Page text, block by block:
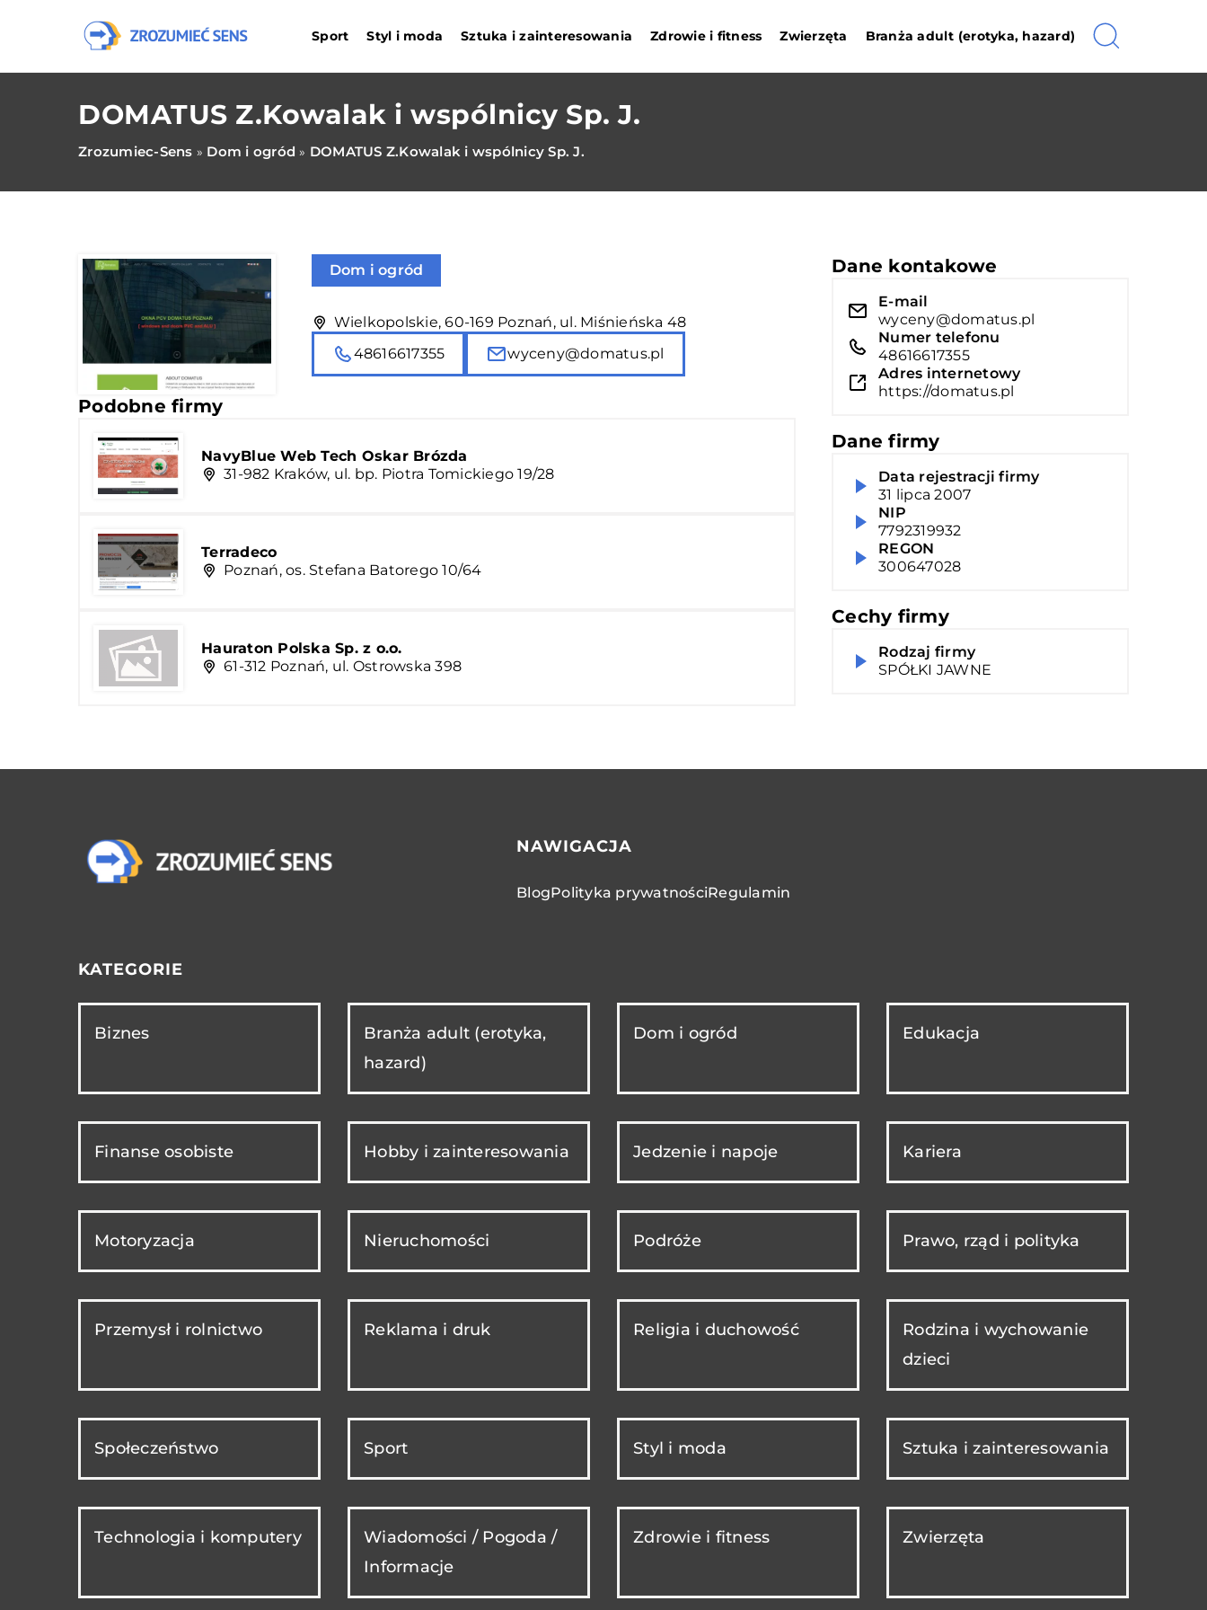
Sport Styl i moda Sztuka i zainteresowania Zdrowie i fitness Zwierzęta Branża adult (erotyka, hazard)
DOMATUS Z.Kowalak i wspólnicy Sp. J.
Zrozumiec-Sens » Dom i ogród » DOMATUS Z.Kowalak i wspólnicy Sp. J.
Dom i ogród
Wielkopolskie, 60-169 Poznań, ul. Miśnieńska 48
48616617355
wyceny@domatus.pl
Podobne firmy
NavyBlue Web Tech Oskar Brózda
31-982 Kraków, ul. bp. Piotra Tomickiego 19/28
Terradeco
Poznań, os. Stefana Batorego 10/64
Hauraton Polska Sp. z o.o.
61-312 Poznań, ul. Ostrowska 398
Dane kontakowe
E-mail
wyceny@domatus.pl
Numer telefonu
48616617355
Adres internetowy
https://domatus.pl
Dane firmy
Data rejestracji firmy
31 lipca 2007
NIP
7792319932
REGON
300647028
Cechy firmy
Rodzaj firmy
SPÓŁKI JAWNE
NAWIGACJA
BlogPolityka prywatnościRegulamin
KATEGORIE
Biznes
Branża adult (erotyka,
hazard)
Dom i ogród Edukacja
Finanse osobiste Hobby i zainteresowania Jedzenie i napoje Kariera
Motoryzacja Nieruchomości Podróże Prawo, rząd i polityka
Przemysł i rolnictwo Reklama i druk Religia i duchowość
Rodzina i wychowanie
dzieci
Społeczeństwo Sport Styl i moda Sztuka i zainteresowania
Technologia i komputery
Wiadomości / Pogoda /
Informacje
Zdrowie i fitness Zwierzęta